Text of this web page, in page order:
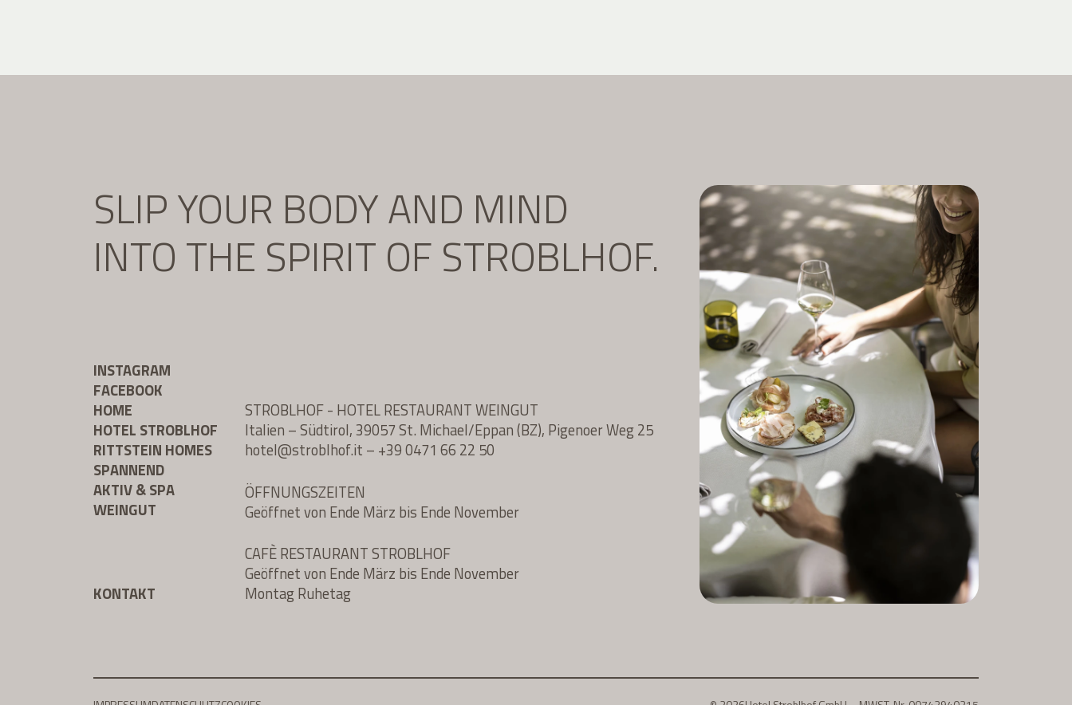
SLIP YOUR BODY AND MIND
INTO THE SPIRIT OF STROBLHOF.
INSTAGRAM
FACEBOOK
HOME
HOTEL STROBLHOF
RITTSTEIN HOMES
SPANNEND
AKTIV & SPA
WEINGUT
KONTAKT
STROBLHOF - HOTEL RESTAURANT WEINGUT
Italien – Südtirol, 39057 St. Michael/Eppan (BZ), Pigenoer Weg 25
hotel@stroblhof.it – +39 0471 66 22 50
ÖFFNUNGSZEITEN
Geöffnet von Ende März bis Ende November
CAFÈ RESTAURANT STROBLHOF
Geöffnet von Ende März bis Ende November
Montag Ruhetag